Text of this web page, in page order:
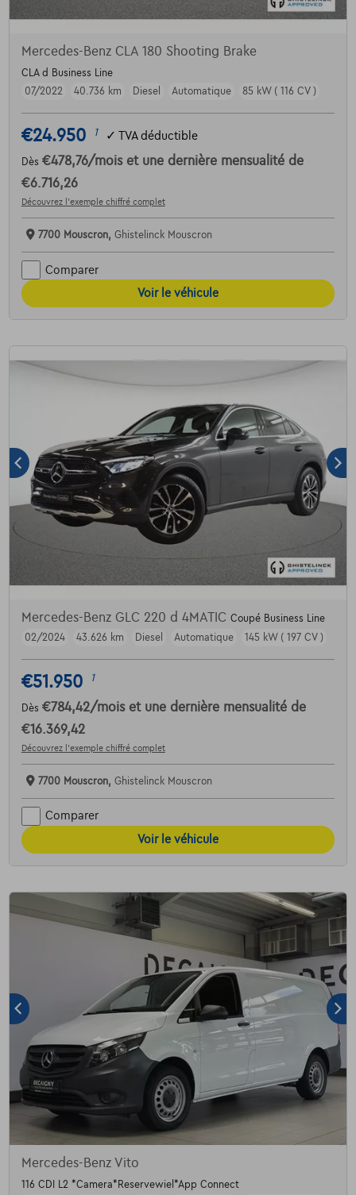
Mercedes-Benz CLA 180 Shooting Brake
CLA d Business Line
07/2022
40.736 km Diesel Automatique 85 kW ( 116 CV )
€24.950 1 ✓ TVA déductible
Dès €478,76/mois et une dernière mensualité de
€6.716,26
Découvrez l’exemple chiffré complet
7700 Mouscron, Ghistelinck Mouscron
Comparer
Voir le véhicule
Mercedes-Benz GLC 220 d 4MATIC Coupé Business Line
02/2024
43.626 km Diesel Automatique 145 kW ( 197 CV )
€51.950 1
Dès €784,42/mois et une dernière mensualité de
€16.369,42
Découvrez l’exemple chiffré complet
7700 Mouscron, Ghistelinck Mouscron
Comparer
Voir le véhicule
Mercedes-Benz Vito
116 CDI L2 *Camera*Reservewiel*App Connect